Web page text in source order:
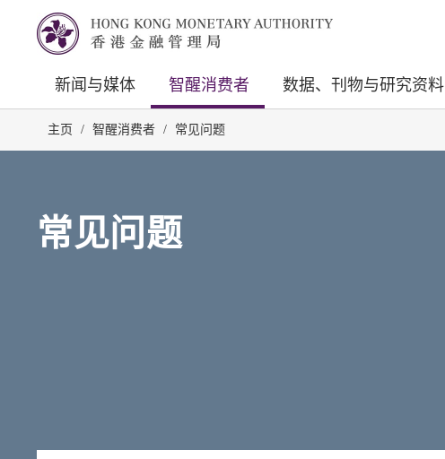
新闻与媒体 智醒消费者 数据、刊物与研究资料
主页 / 智醒消费者 / 常见问题
常见问题